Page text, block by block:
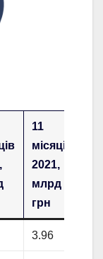
11
місяців
2021,
млрд
грн
3.96